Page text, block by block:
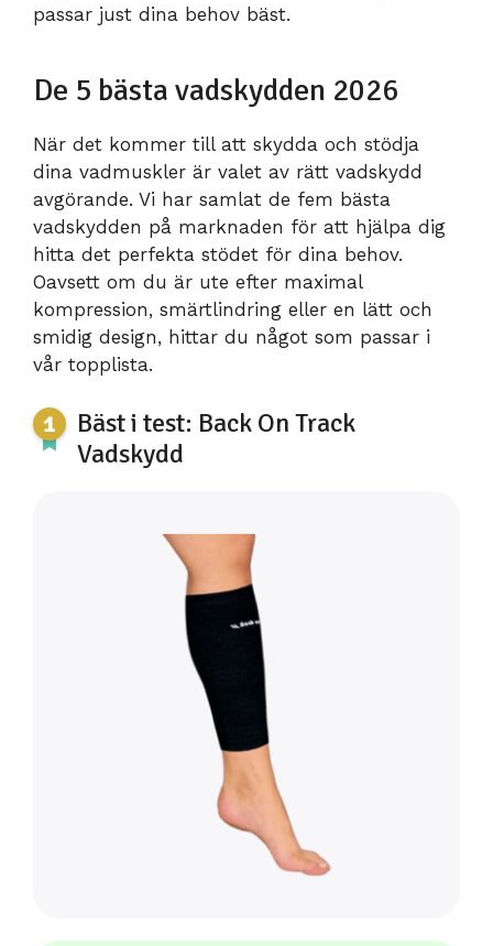
passar just dina behov bäst.
De 5 bästa vadskydden 2026
När det kommer till att skydda och stödja
dina vadmuskler är valet av rätt vadskydd
avgörande. Vi har samlat de fem bästa
vadskydden på marknaden för att hjälpa dig
hitta det perfekta stödet för dina behov.
Oavsett om du är ute efter maximal
kompression, smärtlindring eller en lätt och
smidig design, hittar du något som passar i
vår topplista.
Bäst i test: Back On Track
Vadskydd